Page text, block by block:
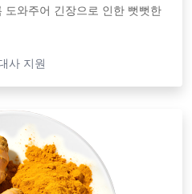
도와주어 긴장으로 인한 뻣뻣한
사 지원